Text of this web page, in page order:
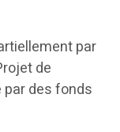
par
de
des fonds